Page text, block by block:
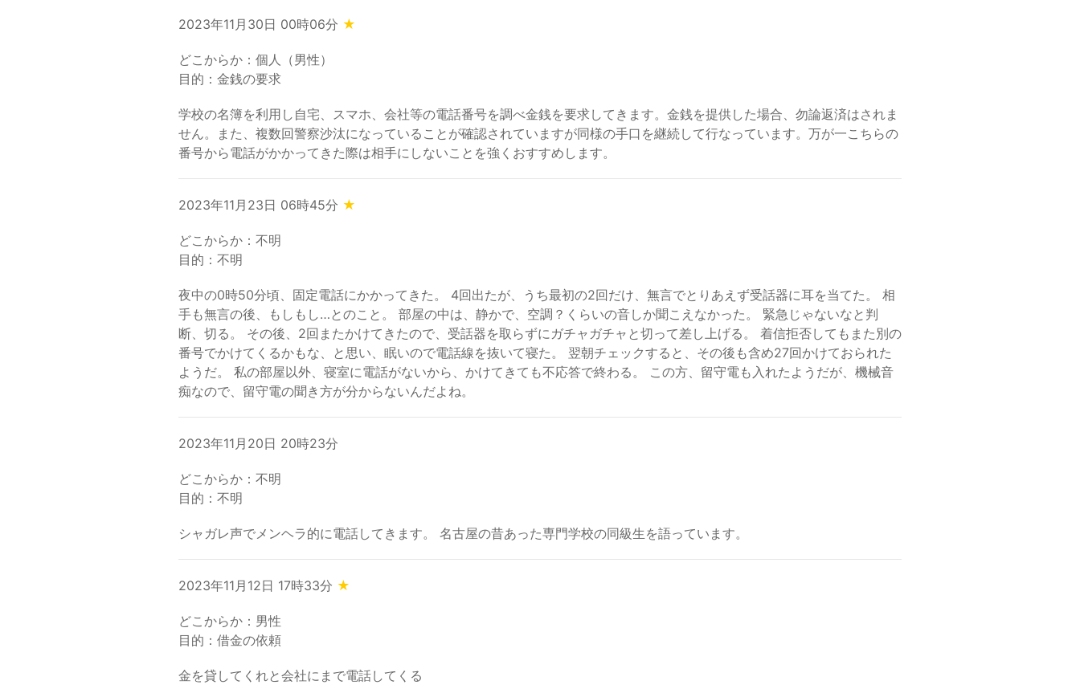
2023年11月30日 00時06分 ★
どこからか：個人（男性）
目的：金銭の要求
学校の名簿を利用し自宅、スマホ、会社等の電話番号を調べ金銭を要求してきます。金銭を提供した場合、勿論返済はされま
せん。また、複数回警察沙汰になっていることが確認されていますが同様の手口を継続して行なっています。万が一こちらの
番号から電話がかかってきた際は相手にしないことを強くおすすめします。
2023年11月23日 06時45分 ★
どこからか：不明
目的：不明
夜中の0時50分頃、固定電話にかかってきた。 4回出たが、うち最初の2回だけ、無言でとりあえず受話器に耳を当てた。 相
手も無言の後、もしもし…とのこと。 部屋の中は、静かで、空調？くらいの音しか聞こえなかった。 緊急じゃないなと判
断、切る。 その後、2回またかけてきたので、受話器を取らずにガチャガチャと切って差し上げる。 着信拒否してもまた別の
番号でかけてくるかもな、と思い、眠いので電話線を抜いて寝た。 翌朝チェックすると、その後も含め27回かけておられた
ようだ。 私の部屋以外、寝室に電話がないから、かけてきても不応答で終わる。 この方、留守電も入れたようだが、機械音
痴なので、留守電の聞き方が分からないんだよね。
2023年11月20日 20時23分
どこからか：不明
目的：不明
シャガレ声でメンヘラ的に電話してきます。 名古屋の昔あった専門学校の同級生を語っています。
2023年11月12日 17時33分 ★
どこからか：男性
目的：借金の依頼
金を貸してくれと会社にまで電話してくる